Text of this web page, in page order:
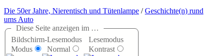
Die 50er Jahre, Nierentisch und Tütenlampe /Geschichte(n) rund
ums Auto
Diese Seite anzeigen im …
Bildschirm-
Modus
Lesemodus
Normal
Lesemodus
Kontrast